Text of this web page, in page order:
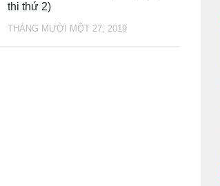
thi thứ 2)
THÁNG MƯỜI MỘT 27, 2019